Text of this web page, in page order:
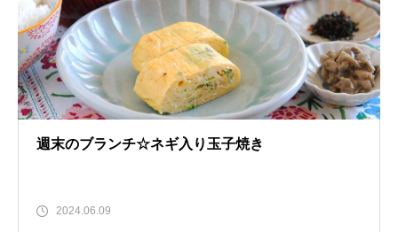
週末のブランチ☆ネギ入り玉子焼き
2024.06.09